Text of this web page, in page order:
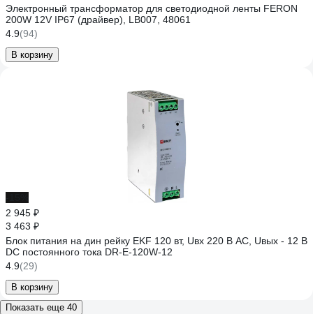
Электронный трансформатор для светодиодной ленты FERON
200W 12V IP67 (драйвер), LB007, 48061
4.9(94)
В корзину
2 945 ₽
3 463 ₽
Блок питания на дин рейку EKF 120 вт, Uвх 220 В AC, Uвых - 12 В
DC постоянного тока DR-E-120W-12
4.9(29)
В корзину
Показать еще 40